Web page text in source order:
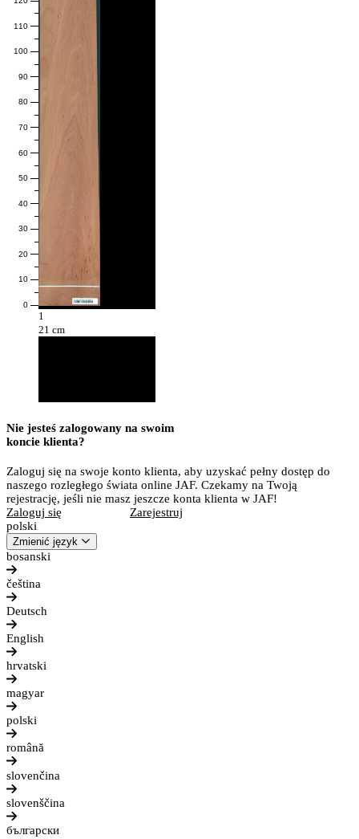
0
10
20
30
40
50
60
70
80
90
100
110
1
21 cm
Nie jesteś zalogowany na swoim
koncie klienta?
Zaloguj się na swoje konto klienta, aby uzyskać pełny dostęp do
naszego rozległego świata online JAF. Czekamy na Twoją
rejestrację, jeśli nie masz jeszcze konta klienta w JAF!
Zaloguj się
Zarejestruj
polski
Zmienić język
bosanski
čeština
Deutsch
English
hrvatski
magyar
polski
română
slovenčina
slovenščina
български